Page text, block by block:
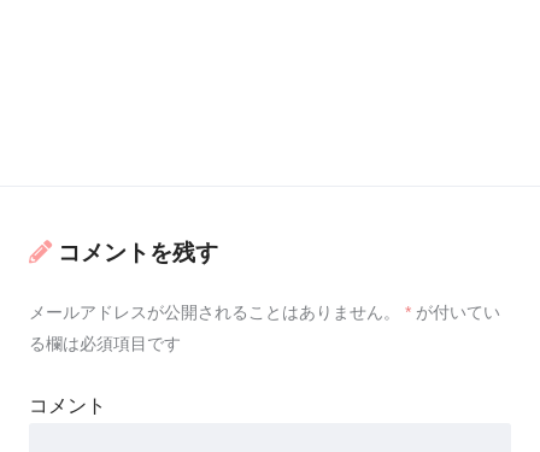
コメントを残す
メールアドレスが公開されることはありません。 * が付いてい
る欄は必須項目です
コメント